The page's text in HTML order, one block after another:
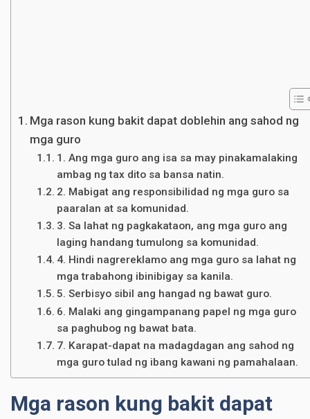
Mga rason kung bakit dapat doblehin ang sahod ng
mga guro
1. Ang mga guro ang isa sa may pinakamalaking
ambag ng tax dito sa bansa natin.
2. Mabigat ang responsibilidad ng mga guro sa
paaralan at sa komunidad.
3. Sa lahat ng pagkakataon, ang mga guro ang
laging handang tumulong sa komunidad.
4. Hindi nagrereklamo ang mga guro sa lahat ng
mga trabahong ibinibigay sa kanila.
5. Serbisyo sibil ang hangad ng bawat guro.
6. Malaki ang gingampanang papel ng mga guro
sa paghubog ng bawat bata.
7. Karapat-dapat na madagdagan ang sahod ng
mga guro tulad ng ibang kawani ng pamahalaan.
Mga rason kung bakit dapat